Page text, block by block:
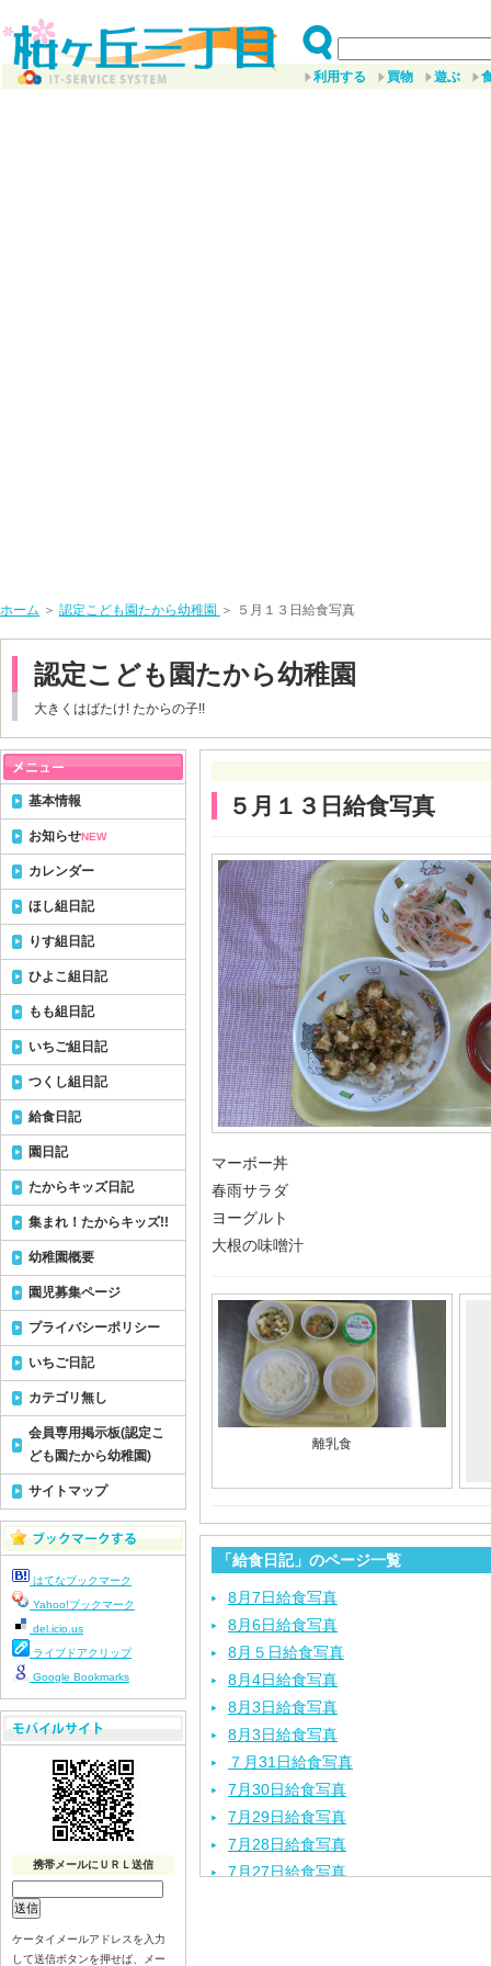
利用する 買物 遊ぶ
ホーム ＞ 認定こども園たから幼稚園 ＞ ５月１３日給食写真
認定こども園たから幼稚園
大きくはばたけ! たからの子!!
５月１３日給食写真
マーボー丼
春雨サラダ
ヨーグルト
大根の味噌汁
離乳食
「給食日記」のページ一覧
8月7日給食写真
8月6日給食写真
8月５日給食写真
8月4日給食写真
8月3日給食写真
8月3日給食写真
７月31日給食写真
7月30日給食写真
7月29日給食写真
7月28日給食写真
7月27日給食写真
基本情報
お知らせNEW
カレンダー
ほし組日記
りす組日記
ひよこ組日記
もも組日記
いちご組日記
つくし組日記
給食日記
園日記
たからキッズ日記
集まれ！たからキッズ!!
幼稚園概要
園児募集ページ
プライバシーポリシー
いちご日記
カテゴリ無し
会員専用掲示板(認定こ
ども園たから幼稚園)
サイトマップ
はてなブックマーク
Yahoo!ブックマーク
del.icio.us
ライブドアクリップ
Google Bookmarks
携帯メールにＵＲＬ送信
ケータイメールアドレスを入力
して送信ボタンを押せば、メー